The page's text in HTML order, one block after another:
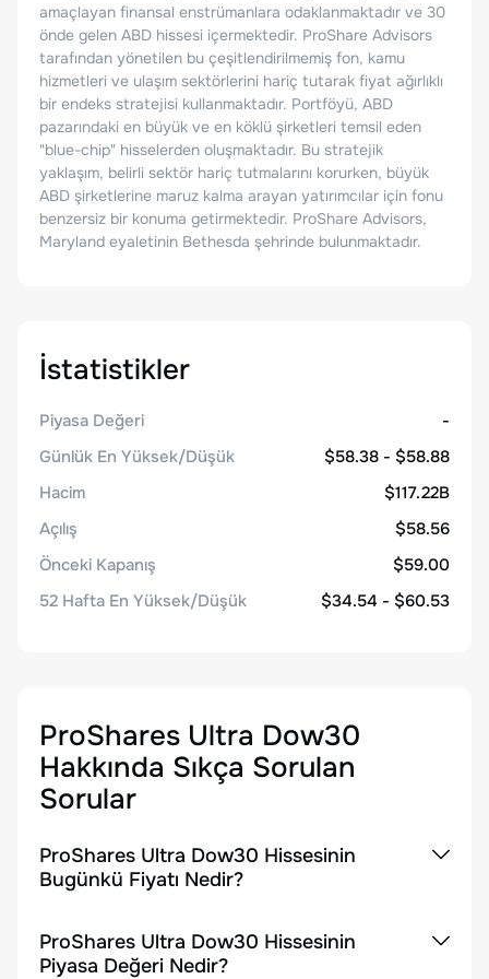
amaçlayan finansal enstrümanlara odaklanmaktadır ve 30
önde gelen ABD hissesi içermektedir. ProShare Advisors
tarafından yönetilen bu çeşitlendirilmemiş fon, kamu
hizmetleri ve ulaşım sektörlerini hariç tutarak fiyat ağırlıklı
bir endeks stratejisi kullanmaktadır. Portföyü, ABD
pazarındaki en büyük ve en köklü şirketleri temsil eden
"blue-chip" hisselerden oluşmaktadır. Bu stratejik
yaklaşım, belirli sektör hariç tutmalarını korurken, büyük
ABD şirketlerine maruz kalma arayan yatırımcılar için fonu
benzersiz bir konuma getirmektedir. ProShare Advisors,
Maryland eyaletinin Bethesda şehrinde bulunmaktadır.
İstatistikler
Piyasa Değeri
-
Günlük En Yüksek/Düşük
$58.38 - $58.88
Hacim
$117.22B
Açılış
$58.56
Önceki Kapanış
$59.00
52 Hafta En Yüksek/Düşük
$34.54 - $60.53
ProShares Ultra Dow30
Hakkında Sıkça Sorulan
Sorular
ProShares Ultra Dow30 Hissesinin
Bugünkü Fiyatı Nedir?
ProShares Ultra Dow30 Hissesinin
Piyasa Değeri Nedir?